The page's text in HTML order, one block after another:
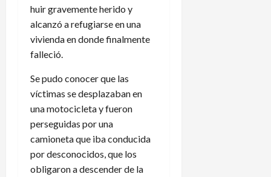
huir gravemente herido y
alcanzó a refugiarse en una
vivienda en donde finalmente
falleció.
Se pudo conocer que las
víctimas se desplazaban en
una motocicleta y fueron
perseguidas por una
camioneta que iba conducida
por desconocidos, que los
obligaron a descender de la